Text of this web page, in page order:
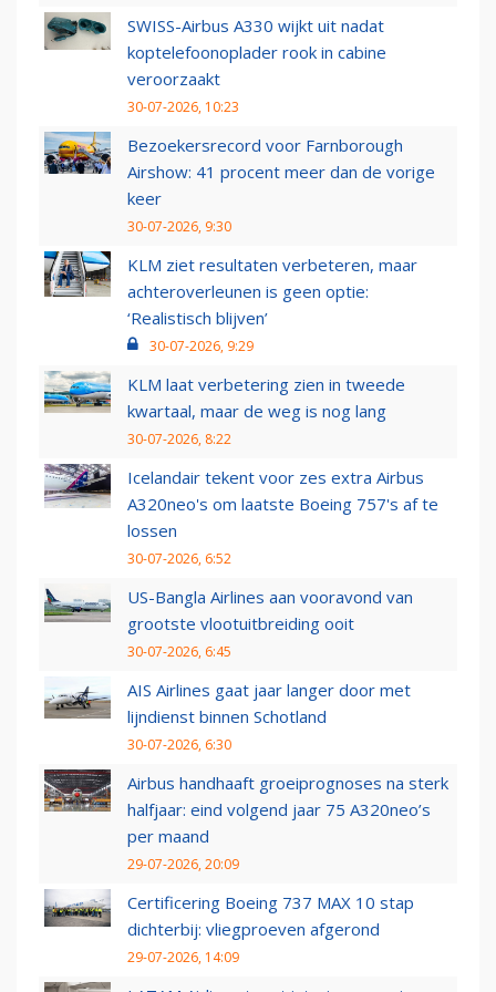
SWISS-Airbus A330 wijkt uit nadat
koptelefoonoplader rook in cabine
veroorzaakt
30-07-2026, 10:23
Bezoekersrecord voor Farnborough
Airshow: 41 procent meer dan de vorige
keer
30-07-2026, 9:30
KLM ziet resultaten verbeteren, maar
achteroverleunen is geen optie:
‘Realistisch blijven’
30-07-2026, 9:29
KLM laat verbetering zien in tweede
kwartaal, maar de weg is nog lang
30-07-2026, 8:22
Icelandair tekent voor zes extra Airbus
A320neo's om laatste Boeing 757's af te
lossen
30-07-2026, 6:52
US-Bangla Airlines aan vooravond van
grootste vlootuitbreiding ooit
30-07-2026, 6:45
AIS Airlines gaat jaar langer door met
lijndienst binnen Schotland
30-07-2026, 6:30
Airbus handhaaft groeiprognoses na sterk
halfjaar: eind volgend jaar 75 A320neo’s
per maand
29-07-2026, 20:09
Certificering Boeing 737 MAX 10 stap
dichterbij: vliegproeven afgerond
29-07-2026, 14:09